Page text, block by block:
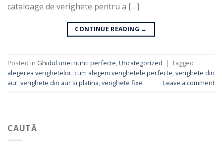
CAUTĂ
cataloage de verighete pentru a […]
CONTINUE READING →
Posted in Ghidul unei nunti perfecte,Uncategorized | Tagged
alegerea verighetelor, cum alegem verighetele perfecte,verighete din
aur,verighete din aur si platina,verighete fixe Leave a comment